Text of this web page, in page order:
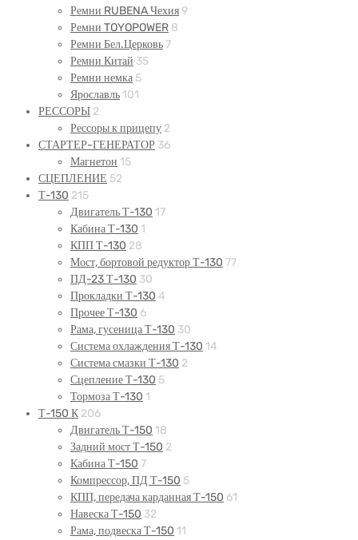
Ремни RUBENA Чехия 9
Ремни TOYOPOWER 8
Ремни Бел.Церковь7
Ремни Китай 35
Ремни немка 5
Ярославль 101
РЕССОРЫ 2
Рессоры к прицепу 2
СТАРТЕР-ГЕНЕРАТОР 36
Магнетон 15
СЦЕПЛЕНИЕ 52
Т-130 215
Двигатель Т-130 17
Кабина Т-130 1
КПП Т-130 28
Мост, бортовой редуктор Т-130 77
ПД-23 Т-130 30
Прокладки Т-130 4
Прочее Т-130 6
Рама, гусеница Т-130 30
Система охлаждения Т-130 14
Система смазки Т-130 2
Сцепление Т-130 5
Тормоза Т-130 1
Т-150 К 206
Двигатель Т-150 18
Задний мост Т-150 2
Кабина Т-150 7
Компрессор, ПД Т-150 5
КПП, передача карданная Т-150 61
Навеска Т-150 32
Рама, подвеска Т-150 11